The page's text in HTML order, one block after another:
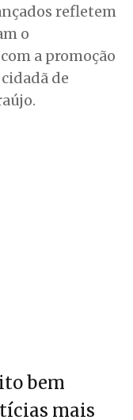
refletem
o
a promoção
de
bem
mais